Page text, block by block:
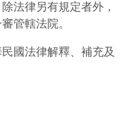
法律另有規定者外，
管轄法院。
國法律解釋、補充及